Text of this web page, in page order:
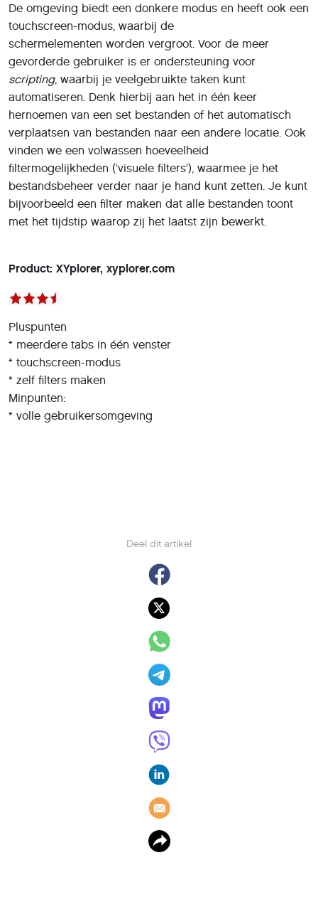
Deel dit artikel
De omgeving biedt een donkere modus en heeft ook een
touchscreen-modus, waarbij de
schermelementen worden vergroot. Voor de meer
gevorderde gebruiker is er ondersteuning voor
scripting, waarbij je veelgebruikte taken kunt
automatiseren. Denk hierbij aan het in één keer
hernoemen van een set bestanden of het automatisch
verplaatsen van bestanden naar een andere locatie. Ook
vinden we een volwassen hoeveelheid
filtermogelijkheden (‘visuele filters’), waarmee je het
bestandsbeheer verder naar je hand kunt zetten. Je kunt
bijvoorbeeld een filter maken dat alle bestanden toont
met het tijdstip waarop zij het laatst zijn bewerkt.
Product: XYplorer, xyplorer.com
Pluspunten
* meerdere tabs in één venster
* touchscreen-modus
* zelf filters maken
Minpunten:
* volle gebruikersomgeving